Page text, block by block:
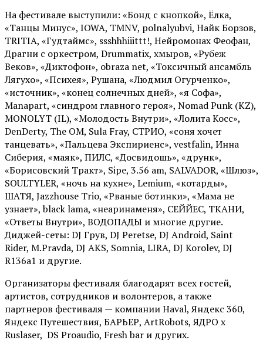
На фестивале выступили: «Бонд с кнопкой», Ёлка,
«Танцы Минус», IOWA, TMNV, polnalyubvi, Найк Борзов,
TRITIA, «Гудтаймс», ssshhhiiittt!, Нейромонах Феофан,
Драгни с оркестром, Drummatix, хмыров, «Рубеж
Веков», «Диктофон», obraza net, «Токсичный ансамбль
Лягухо», «Психея», Рушана, «Людмил Огурченко»,
«источник», «конец солнечных дней», «я Софа»,
Manapart, «синдром главного героя», Nomad Punk (KZ),
MONOLYT (IL), «Молодость Внутри», «Лолита Косс»,
DenDerty, The OM, Sula Fray, СТРИО, «соня хочет
танцевать», «Пальцева Экспириенс», vestfalin, Инна
Сиберия, «маяк», ПИЛС, «Досвидошь», «друнк»,
«Борисовский Тракт», Sipe, 3.56 am, SALVADOR, «Шлюз»,
SOULTYLER, «ночь на кухне», Lemium, «котарды»,
ШАТЯ, Jazzhouse Trio, «Рваные ботинки», «Мама не
узнает», black lama, «неаринаменя», СЕЙЙЕС, ТКАНИ,
«Ответы Внутри», ВОДОПАДЫ и многие другие.
Диджей-сеты: DJ Грув, DJ Peretse, DJ Android, Saint
Rider, М.Pravda, DJ AKS, Somnia, LIRA, DJ Korolev, DJ
R136a1 и другие.
Организаторы фестиваля благодарят всех гостей,
артистов, сотрудников и волонтеров, а также
партнеров фестиваля — компании Haval, Яндекс 360,
Яндекс Путешествия, БАРЬЕР, ArtRobots, ЯДРО х
Ruslaser, DS Proaudio, Fresh bar и других.